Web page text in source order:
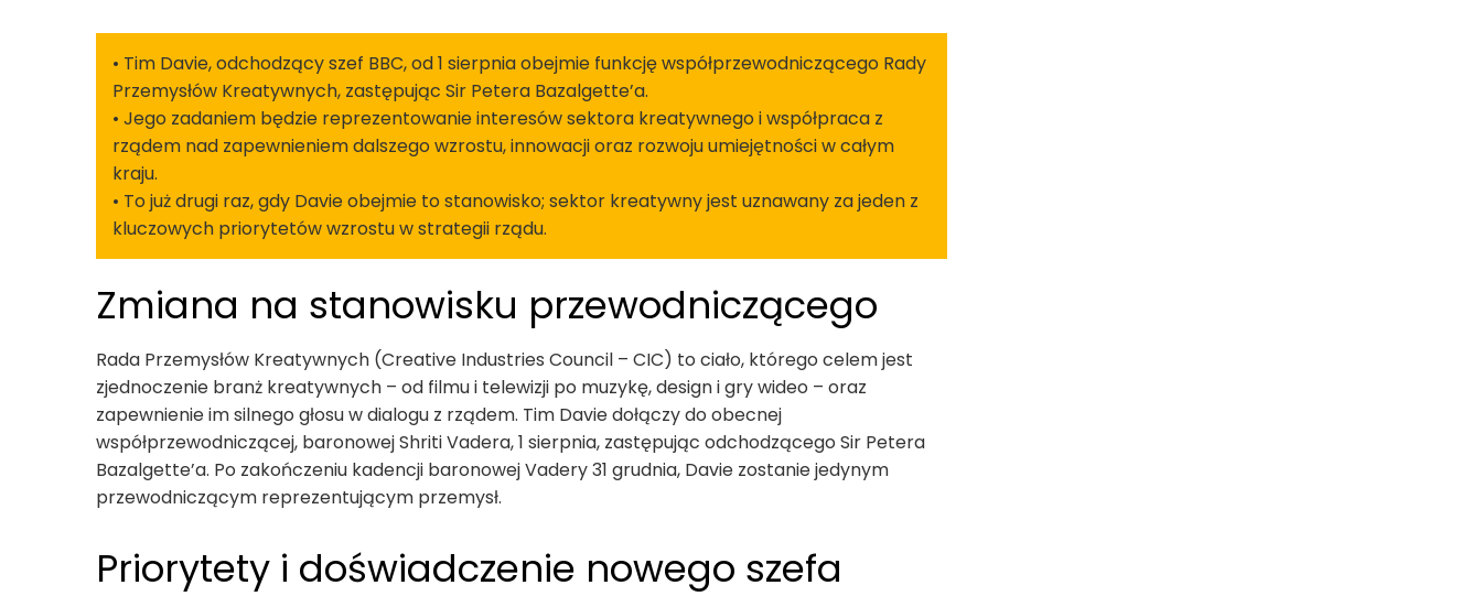
• Tim Davie, odchodzący szef BBC, od 1 sierpnia obejmie funkcję współprzewodniczącego Rady
Przemysłów Kreatywnych, zastępując Sir Petera Bazalgette’a.
• Jego zadaniem będzie reprezentowanie interesów sektora kreatywnego i współpraca z
rządem nad zapewnieniem dalszego wzrostu, innowacji oraz rozwoju umiejętności w całym
kraju.
• To już drugi raz, gdy Davie obejmie to stanowisko; sektor kreatywny jest uznawany za jeden z
kluczowych priorytetów wzrostu w strategii rządu.
Zmiana na stanowisku przewodniczącego
Rada Przemysłów Kreatywnych (Creative Industries Council – CIC) to ciało, którego celem jest
zjednoczenie branż kreatywnych – od filmu i telewizji po muzykę, design i gry wideo – oraz
zapewnienie im silnego głosu w dialogu z rządem. Tim Davie dołączy do obecnej
współprzewodniczącej, baronowej Shriti Vadera, 1 sierpnia, zastępując odchodzącego Sir Petera
Bazalgette’a. Po zakończeniu kadencji baronowej Vadery 31 grudnia, Davie zostanie jedynym
przewodniczącym reprezentującym przemysł.
Priorytety i doświadczenie nowego szefa